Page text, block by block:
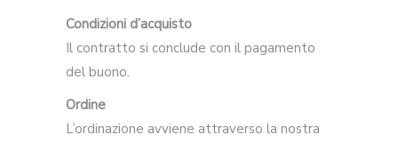
Condizioni d’acquisto
Il contratto si conclude con il pagamento
del buono.
Ordine
L’ordinazione avviene attraverso la nostra